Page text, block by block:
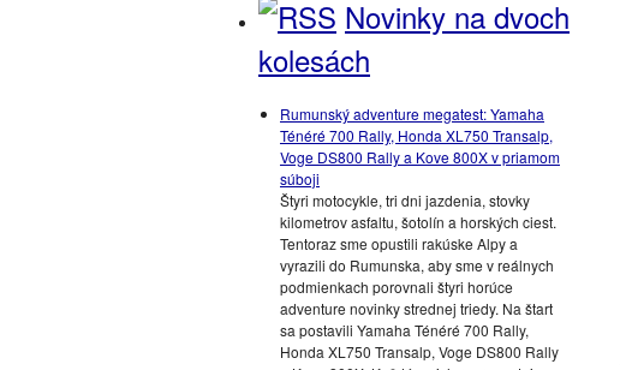
Novinky na dvoch
kolesách
Rumunský adventure megatest: Yamaha
Ténéré 700 Rally, Honda XL750 Transalp,
Voge DS800 Rally a Kove 800X v priamom
súboji
Štyri motocykle, tri dni jazdenia, stovky
kilometrov asfaltu, šotolín a horských ciest.
Tentoraz sme opustili rakúske Alpy a
vyrazili do Rumunska, aby sme v reálnych
podmienkach porovnali štyri horúce
adventure novinky strednej triedy. Na štart
sa postavili Yamaha Ténéré 700 Rally,
Honda XL750 Transalp, Voge DS800 Rally